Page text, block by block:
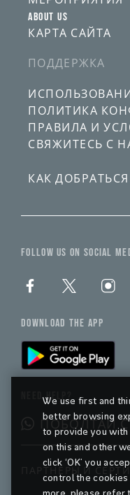
ABOUT US
КАРТА САЙТА
ПОДДЕРЖКА
ИСПОЛЬЗОВАНИЕ
ПОЛИТИКА
ПРАВИЛА И
СВЯЖИТЕСЬ С
КАК ДОБРАТЬСЯ
FOLLOW US ON SOCIAL
DOWNLOAD THE APP
NEED HELP?
ПОБОЛТАЙ
ПАРТНЕРЫ И
We use first and
better browsing
to provide you
on this and other
click ‘OK’ you
control the
more, please refer